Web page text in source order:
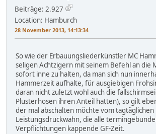
Beiträge: 2.927
Location: Hamburch
28 November 2013, 14:13:34
So wie der Erbauungsliederkünstler MC
seligen Achtzigern mit seinem Befehl an die
sofort inne zu halten, da man sich nun
Hammerzeit aufhalte, für ausgiebigen
daran nicht zuletzt wohl auch die
Plusterhosen ihren Anteil hatten), so gilt
der mal abschalten möchte vom tagtäglichen
Leistungsdruckwahn, die alle
Verpflichtungen kappende GF-Zeit.